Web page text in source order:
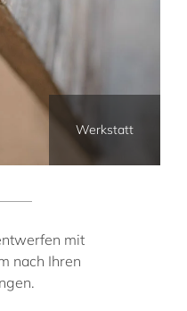
Werkstatt
mit
nach Ihren